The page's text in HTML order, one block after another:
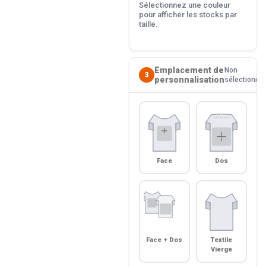
Sélectionnez une couleur
pour afficher les stocks par
taille.
3
Emplacement de
personnalisation
Non
sélectionné
Face Dos
Face + Dos
Textile
Vierge